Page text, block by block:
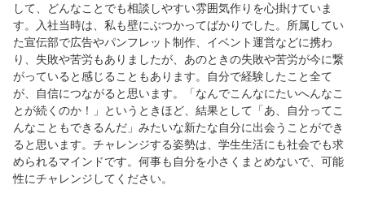
して、どんなことでも相談しやすい雰囲気作りを心掛けていま
す。入社当時は、私も壁にぶつかってばかりでした。所属してい
た宣伝部で広告やパンフレット制作、イベント運営などに携わ
り、失敗や苦労もありましたが、あのときの失敗や苦労が今に繋
がっていると感じることもあります。自分で経験したこと全て
が、自信につながると思います。「なんでこんなにたいへんなこ
とが続くのか！」というときほど、結果として「あ、自分ってこ
んなこともできるんだ」みたいな新たな自分に出会うことができ
ると思います。チャレンジする姿勢は、学生生活にも社会でも求
められるマインドです。何事も自分を小さくまとめないで、可能
性にチャレンジしてください。